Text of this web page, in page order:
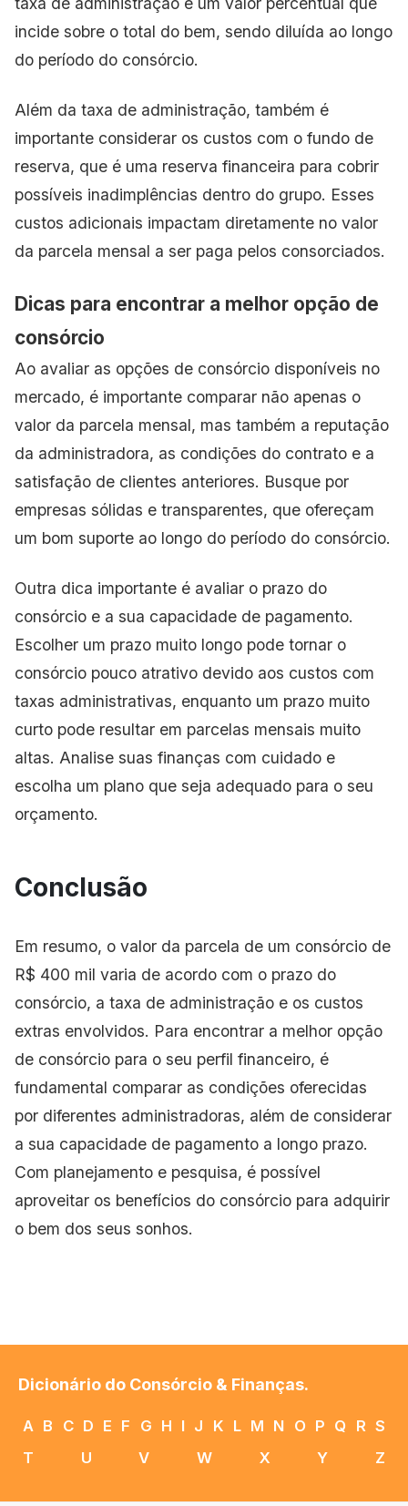
incide sobre o total do bem, sendo diluída ao longo
do período do consórcio.
Além da taxa de administração, também é
importante considerar os custos com o fundo de
reserva, que é uma reserva financeira para cobrir
possíveis inadimplências dentro do grupo. Esses
custos adicionais impactam diretamente no valor
da parcela mensal a ser paga pelos consorciados.
Dicas para encontrar a melhor opção de
consórcio
Ao avaliar as opções de consórcio disponíveis no
mercado, é importante comparar não apenas o
valor da parcela mensal, mas também a reputação
da administradora, as condições do contrato e a
satisfação de clientes anteriores. Busque por
empresas sólidas e transparentes, que ofereçam
um bom suporte ao longo do período do consórcio.
Outra dica importante é avaliar o prazo do
consórcio e a sua capacidade de pagamento.
Escolher um prazo muito longo pode tornar o
consórcio pouco atrativo devido aos custos com
taxas administrativas, enquanto um prazo muito
curto pode resultar em parcelas mensais muito
altas. Analise suas finanças com cuidado e
escolha um plano que seja adequado para o seu
orçamento.
Conclusão
Em resumo, o valor da parcela de um consórcio de
R$ 400 mil varia de acordo com o prazo do
consórcio, a taxa de administração e os custos
extras envolvidos. Para encontrar a melhor opção
de consórcio para o seu perfil financeiro, é
fundamental comparar as condições oferecidas
por diferentes administradoras, além de considerar
a sua capacidade de pagamento a longo prazo.
Com planejamento e pesquisa, é possível
aproveitar os benefícios do consórcio para adquirir
o bem dos seus sonhos.
Dicionário do Consórcio & Finanças.
A B C D E F G H I J K L M N O P Q R S
T
U V W X Y Z